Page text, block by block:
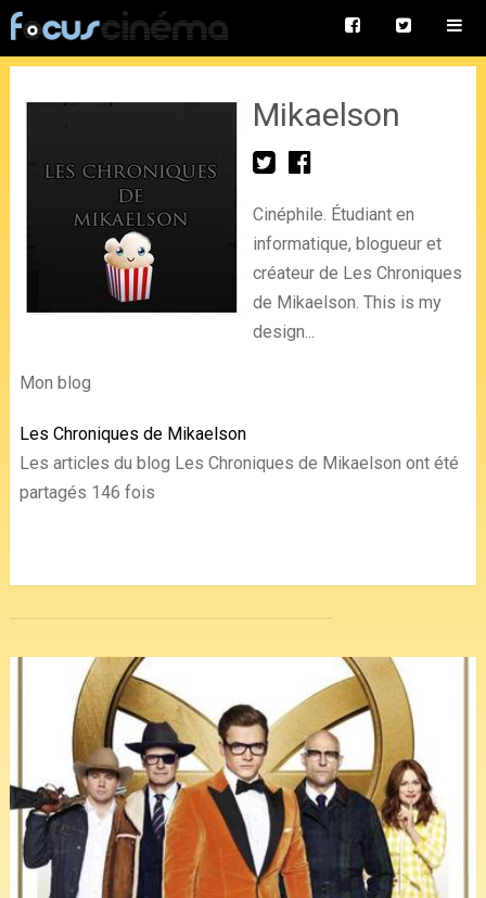
Mikaelson
Cinéphile. Étudiant en
informatique, blogueur et
créateur de Les Chroniques
de Mikaelson. This is my
design...
Mon blog
Les Chroniques de Mikaelson
Les articles du blog Les Chroniques de Mikaelson ont été
partagés 146 fois